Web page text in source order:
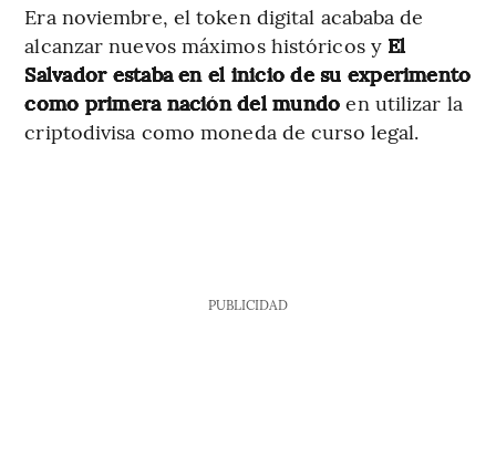
Era noviembre, el token digital acababa de
alcanzar nuevos máximos históricos y El
Salvador estaba en el inicio de su experimento
como primera nación del mundo en utilizar la
criptodivisa como moneda de curso legal.
PUBLICIDAD